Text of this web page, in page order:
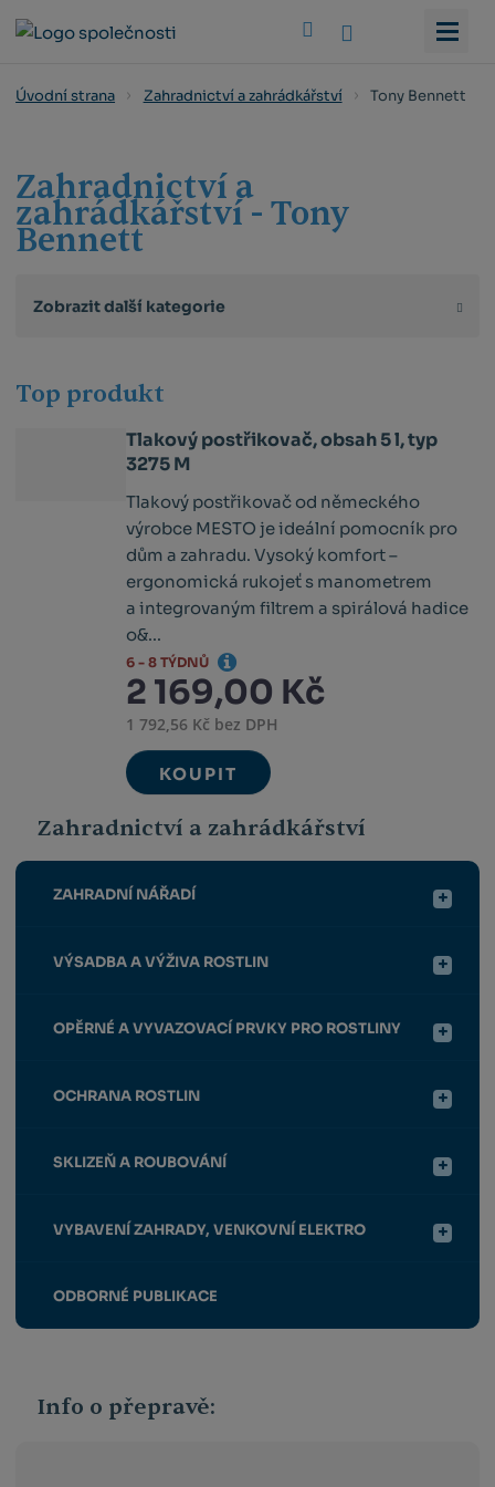
Úvodní strana Zahradnictví a zahrádkářství Tony Bennett
Zahradnictví a
zahrádkářství - Tony
Bennett
Zobrazit další kategorie
Top produkt
Tlakový postřikovač, obsah 5 l, typ
3275 M
Tlakový postřikovač od německého
výrobce MESTO je ideální pomocník pro
dům a zahradu. Vysoký komfort –
ergonomická rukojeť s manometrem
a integrovaným filtrem a spirálová hadice
o&...
6 - 8 TÝDNŮ
2 169,00 Kč
1 792,56 Kč bez DPH
KOUPIT
Zahradnictví a zahrádkářství
ZAHRADNÍ NÁŘADÍ
VÝSADBA A VÝŽIVA ROSTLIN
OPĚRNÉ A VYVAZOVACÍ PRVKY PRO ROSTLINY
OCHRANA ROSTLIN
SKLIZEŇ A ROUBOVÁNÍ
VYBAVENÍ ZAHRADY, VENKOVNÍ ELEKTRO
ODBORNÉ PUBLIKACE
Info o přepravě: